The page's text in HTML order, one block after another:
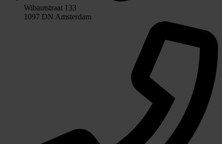
Wibautstraat 133
1097 DN Amsterdam